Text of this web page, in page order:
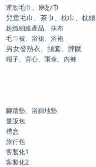
運動毛巾
、麻紗巾
兒童毛巾、茶巾、枕巾、枕頭
超纖細維產品、抹布
毛巾被、浴裙、浴袍
男女發熱衣、頸套、脖圍
帽子、背心、雨傘、內褲
腳踏墊、浴廁地墊
量販包
禮盒
旅行包
客製化1
客製化2